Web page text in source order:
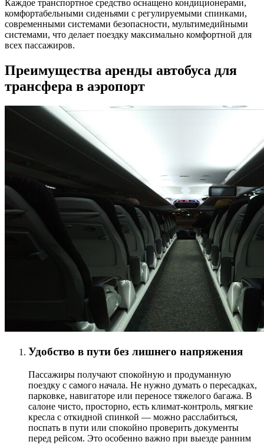
Каждое транспортное средство оснащено кондиционерами,
комфортабельными сиденьями с регулируемыми спинками,
современными системами безопасности, мультимедийными
системами, что делает поездку максимально комфортной для
всех пассажиров.
Преимущества аренды автобуса для
трансфера в аэропорт
Удобство в пути без лишнего напряжения
Пассажиры получают спокойную и продуманную
поездку с самого начала. Не нужно думать о пересадках,
парковке, навигаторе или переносе тяжелого багажа. В
салоне чисто, просторно, есть климат-контроль, мягкие
кресла с откидной спинкой — можно расслабиться,
поспать в пути или спокойно проверить документы
перед рейсом. Это особенно важно при выезде ранним